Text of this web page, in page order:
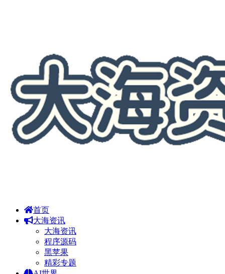
首页
大海资讯
大海资讯
程序源码
黑苹果
精彩专题